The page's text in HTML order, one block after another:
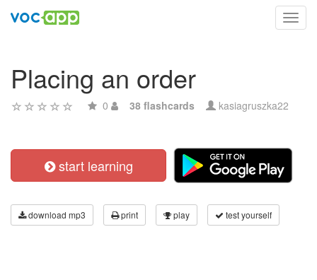
Placing an order
0 38 flashcards kasiagruszka22
start learning
download mp3 print play test yourself